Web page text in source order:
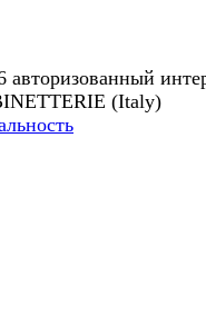
(Italy)